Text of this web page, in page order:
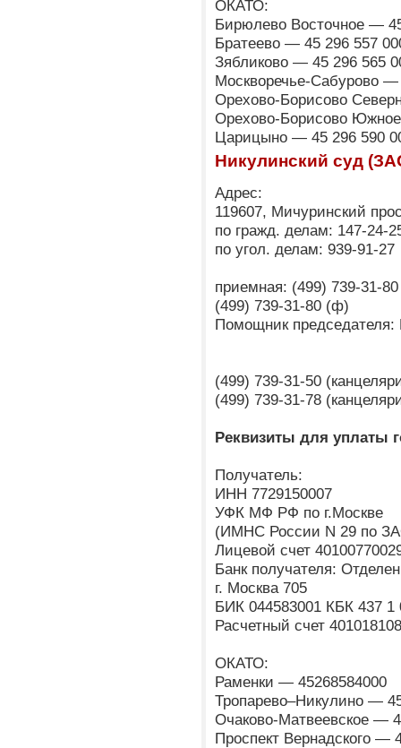
ОКАТО:
Бирюлево Восточное —
Братеево — 45 296 557
Зябликово — 45 296 565
Москворечье-Сабурово —
Орехово-Борисово
Орехово-Борисово
Царицыно — 45 296 590
Никулинский суд
Адрес:
119607, Мичуринский
по гражд. делам: 147-24-
по угол. делам: 939-91-27
приемная: (499) 739-31-
(499) 739-31-80 (ф)
Помощник председателя:
(499) 739-31-50
(499) 739-31-78
Реквизиты для уплаты
Получатель:
ИНН 7729150007
УФК МФ РФ по г.Москве
(ИМНС России N 29 по
Лицевой счет
Банк получателя:
г. Москва 705
БИК 044583001 КБК 437 1
Расчетный счет
ОКАТО:
Раменки — 45268584000
Тропарево–Никулино —
Очаково-Матвеевское —
Проспект Вернадского —